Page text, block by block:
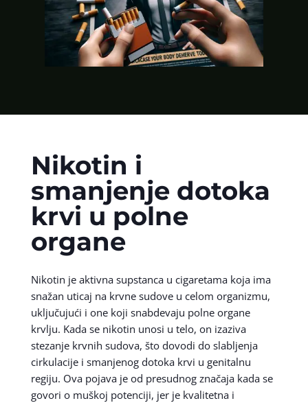
Nikotin i
smanjenje dotoka
krvi u polne
organe
Nikotin je aktivna supstanca u cigaretama koja ima
snažan uticaj na krvne sudove u celom organizmu,
uključujući i one koji snabdevaju polne organe
krvlju. Kada se nikotin unosi u telo, on izaziva
stezanje krvnih sudova, što dovodi do slabljenja
cirkulacije i smanjenog dotoka krvi u genitalnu
regiju. Ova pojava je od presudnog značaja kada se
govori o muškoj potenciji, jer je kvalitetna i